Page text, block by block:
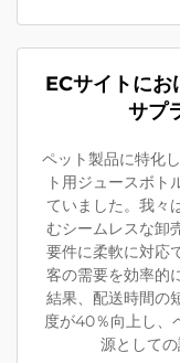
ECサイトにお
サプ
ペット製品に特化
ト用ジュースボト
ていました。我々
むシームレスな卸
要件に柔軟に対応
客の需要を効率的
結果、配送時間の
度が40％向上し、
源としての